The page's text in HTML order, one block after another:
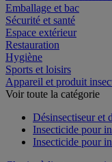
Fournitures industrielles
Emballage et bac
Sécurité et santé
Espace extérieur
Restauration
Hygiène
Sports et loisirs
Appareil et produit
Désinsectiseur et
Insecticide pour